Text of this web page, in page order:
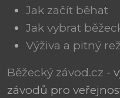
Jak začít běhat
Jak vybrat
Výživa a pitný
Běžecký závod.cz -
závodů pro